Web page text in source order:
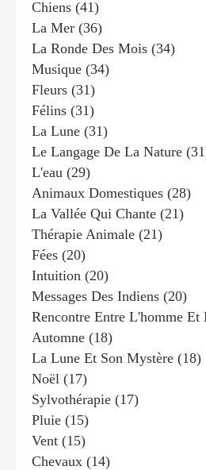
Chiens (41)
La Mer (36)
La Ronde Des Mois (34)
Musique (34)
Fleurs (31)
Félins (31)
La Lune (31)
Le Langage De La Nature
L'eau (29)
Animaux Domestiques (28)
La Vallée Qui Chante (21)
Thérapie Animale (21)
Fées (20)
Intuition (20)
Messages Des Indiens (20)
Rencontre Entre L'homme Et
Automne (18)
La Lune Et Son Mystère (18)
Noël (17)
Sylvothérapie (17)
Pluie (15)
Vent (15)
Chevaux (14)